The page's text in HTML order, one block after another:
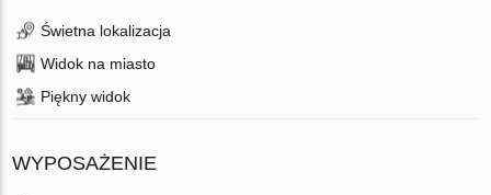
Świetna lokalizacja
Widok na miasto
Piękny widok
WYPOSAŻENIE